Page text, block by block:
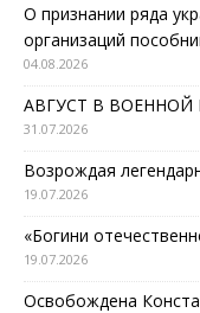
О признании ряда
организаций
04.08.2026
АВГУСТ В ВОЕННОЙ
31.07.2026
Возрождая
19.07.2026
«Богини
19.07.2026
Освобождена